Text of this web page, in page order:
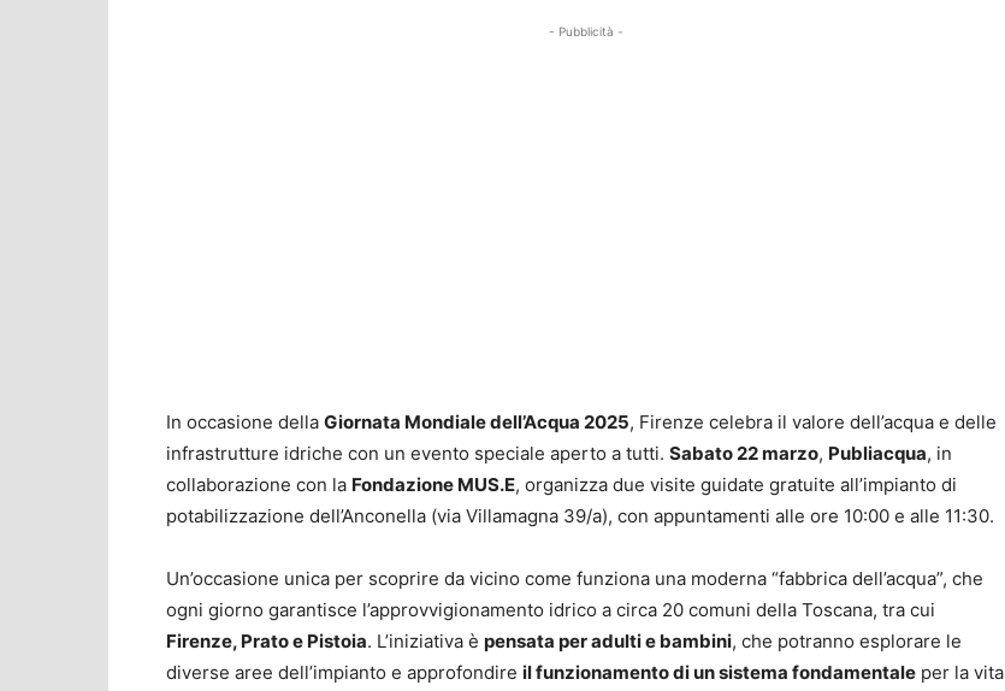
- Pubblicità -
In occasione della Giornata Mondiale dell’Acqua 2025, Firenze celebra il valore dell’acqua e delle
infrastrutture idriche con un evento speciale aperto a tutti. Sabato 22 marzo, Publiacqua, in
collaborazione con la Fondazione MUS.E, organizza due visite guidate gratuite all’impianto di
potabilizzazione dell’Anconella (via Villamagna 39/a), con appuntamenti alle ore 10:00 e alle 11:30.
Un’occasione unica per scoprire da vicino come funziona una moderna “fabbrica dell’acqua”, che
ogni giorno garantisce l’approvvigionamento idrico a circa 20 comuni della Toscana, tra cui
Firenze, Prato e Pistoia. L’iniziativa è pensata per adulti e bambini, che potranno esplorare le
diverse aree dell’impianto e approfondire il funzionamento di un sistema fondamentale per la vita